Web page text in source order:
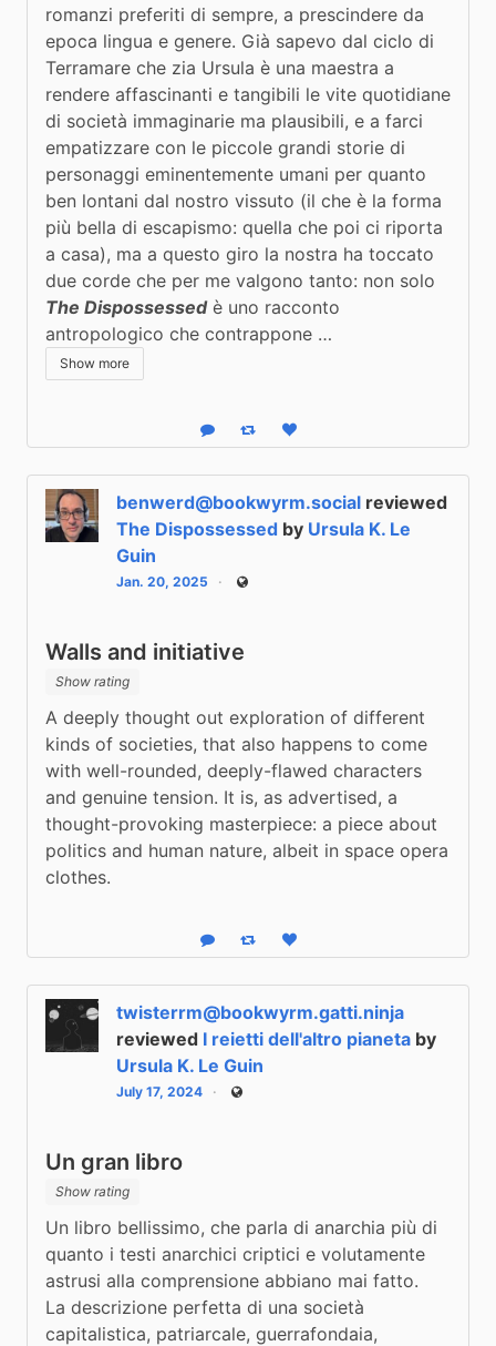
romanzi preferiti di sempre, a prescindere da
epoca lingua e genere. Già sapevo dal ciclo di
Terramare che zia Ursula è una maestra a
rendere affascinanti e tangibili le vite quotidiane
di società immaginarie ma plausibili, e a farci
empatizzare con le piccole grandi storie di
personaggi eminentemente umani per quanto
ben lontani dal nostro vissuto (il che è la forma
più bella di escapismo: quella che poi ci riporta
a casa), ma a questo giro la nostra ha toccato
The Dispossessed è uno racconto
antropologico che contrappone …
Show more
Reply Boost statusLike status
benwerd@bookwyrm.social reviewed
The Dispossessed by Ursula K. Le
Guin
Jan. 20, 2025 Public
Walls and initiative
Show rating
A deeply thought out exploration of different
kinds of societies, that also happens to come
with well-rounded, deeply-flawed characters
and genuine tension. It is, as advertised, a
thought-provoking masterpiece: a piece about
politics and human nature, albeit in space opera
clothes.
Reply Boost statusLike status
twisterrm@bookwyrm.gatti.ninja
reviewed I reietti dell'altro pianeta by
Ursula K. Le Guin
July 17, 2024 Public
Un gran libro
Show rating
Un libro bellissimo, che parla di anarchia più di
quanto i testi anarchici criptici e volutamente
astrusi alla comprensione abbiano mai fatto.
La descrizione perfetta di una società
capitalistica, patriarcale, guerrafondaia,